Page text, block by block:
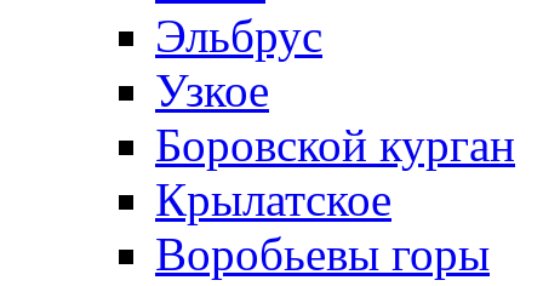
Эльбрус
Узкое
Боровской курган
Крылатское
Воробьевы горы